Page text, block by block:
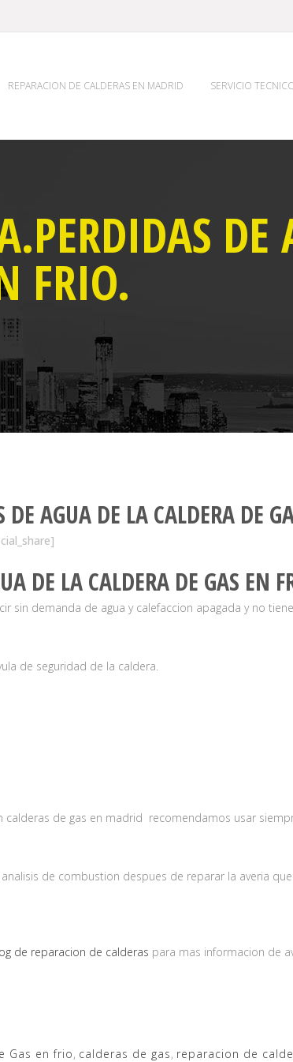
REPARACION DE CALDERAS EN MADRID SERVICIO
FRIO.
AGUA DE LA CALDERA DE
DE LA CALDERA DE GAS EN
sin demanda de agua y calefaccion apagada y no
de seguridad de la caldera.
de gas en madrid recomendamos usar
de combustion despues de reparar la averia
de reparacion de calderas para mas informacion de
Gas en frio, calderas de gas, reparacion de